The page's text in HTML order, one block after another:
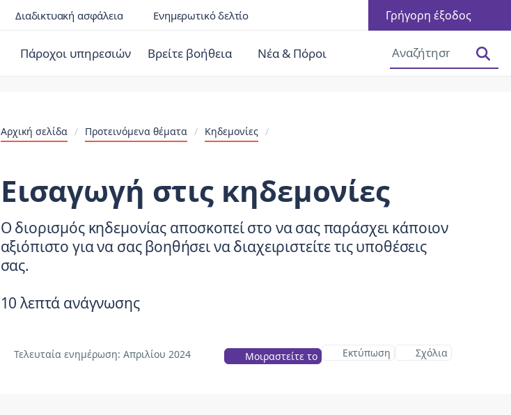
Διαδικτυακή ασφάλεια Ενημερωτικό δελτίο Γρήγορη έξοδος
Πάροχοι υπηρεσιών Βρείτε βοήθεια Νέα & Πόροι
Αρχική σελίδα / Προτεινόμενα θέματα / Κηδεμονίες /
Εισαγωγή στις κηδεμονίες
Ο διορισμός κηδεμονίας αποσκοπεί στο να σας παράσχει κάποιον
αξιόπιστο για να σας βοηθήσει να διαχειριστείτε τις υποθέσεις
σας.
10 λεπτά ανάγνωσης
Τελευταία ενημέρωση: Απριλίου 2024 Μοιραστείτε το Εκτύπωση Σχόλια